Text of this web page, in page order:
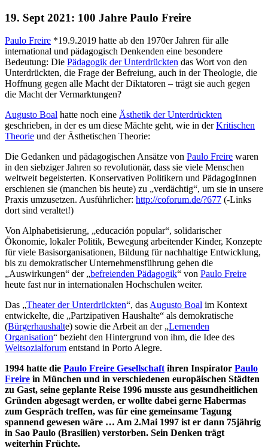
19. Sept 2021: 100 Jahre Paulo Freire
Paulo Freire *19.9.2019 hatte ab den 1970er Jahren für alle
international und pädagogisch Denkenden eine besondere
Bedeutung: Die Pädagogik der Unterdrückten das Wort von den
Unterdrückten, die Frage der Befreiung, auch in der Theologie, die
Hoffnung gegen alle Macht der Diktatoren – trägt sie auch gegen
die Macht der Vermarktungen?
Augusto Boal hatte noch eine Ästhetik der Unterdrückten
geschrieben, in der es um diese Mächte geht, wie in derKritischen
Theorie und der Ästhetischen Theorie:
Die Gedanken und pädagogischen Ansätze von Paulo Freire waren
in den siebziger Jahren so revolutionär, dass sie viele Menschen
weltweit begeisterten. Konservativen Politikern und PädagogInnen
erschienen sie (manchen bis heute) zu „verdächtig“, um sie in unsere
Praxis umzusetzen. Ausführlicher: http://coforum.de/?677 (-Links
dort sind veraltet!)
Von Alphabetisierung, „educación popular“, solidarischer
Ökonomie, lokaler Politik, Bewegung arbeitender Kinder, Konzepte
für viele Basisorganisationen, Bildung für nachhaltige Entwicklung,
bis zu demokratischer Unternehmensführung gehen die
„Auswirkungen“ der „befreienden Pädagogik“ von Paulo Freire
heute fast nur in internationalen Hochschulen weiter.
Das „Theater der Unterdrückten“, das Augusto Boal im Kontext
entwickelte, die „Partzipativen Haushalte“ als demokratische
(Bürgerhaushalte) sowie die Arbeit an der „Lernenden
Organisation“ bezieht den Hintergrund von ihm, die Idee des
Weltsozialforum entstand in Porto Alegre.
1994 hatte die Paulo Freire Gesellschaft ihren Inspirator Paulo
Freire in München und in verschiedenen europäischen Städten
zu Gast, seine geplante Reise 1996 musste aus gesundheitlichen
Gründen abgesagt werden, er wollte dabei gerne Habermas
zum Gespräch treffen, was für eine gemeinsame Tagung
spannend gewesen wäre … Am 2.Mai 1997 ist er dann 75jährig
in Sao Paulo (Brasilien) verstorben. Sein Denken trägt
weiterhin Früchte.